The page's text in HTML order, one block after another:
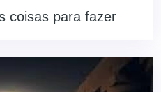
coisas para fazer